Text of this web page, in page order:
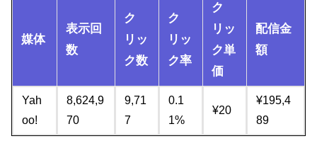
媒体
表示回
数
ク
リッ
ク数
ク
リッ
ク率
ク
リッ
ク単
価
配信金
額
Yah
oo!
8,624,9
70
9,71
7
0.1
1%
¥20
¥195,4
89